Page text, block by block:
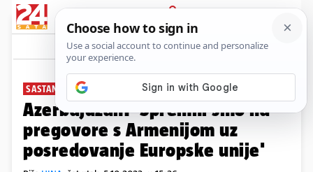
PRIJAVA
News Komentari
SASTANAK U BRUXELLESU
Azerbajdžan: 'Spremni smo na
pregovore s Armenijom uz
posredovanje Europske unije'